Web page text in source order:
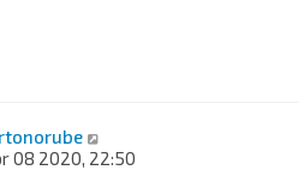
08 2020, 22:50